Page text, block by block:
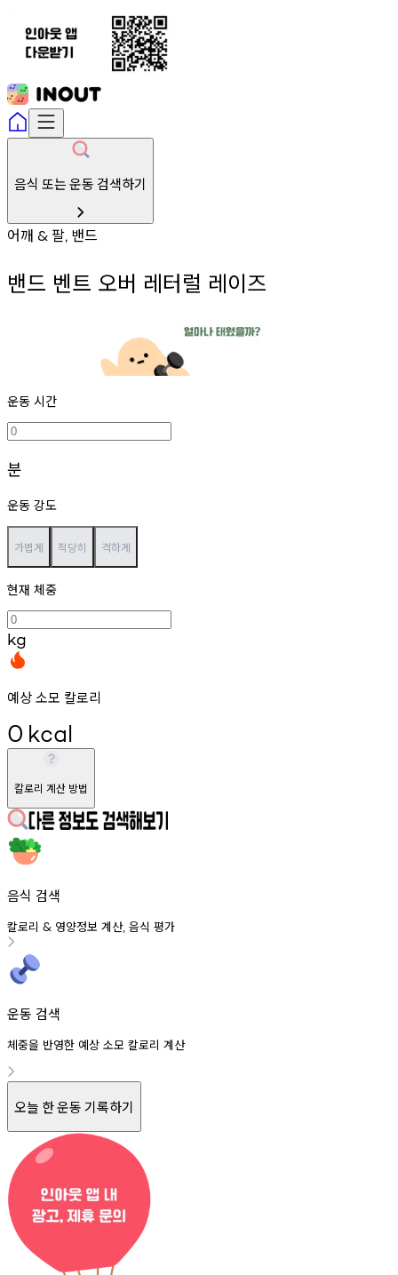
음식 또는 운동 검색하기
어깨 & 팔, 밴드
밴드 벤트 오버 레터럴 레이즈
운동 시간
분
운동 강도
가볍게 적당히 격하게
현재 체중
kg
예상 소모 칼로리
0 kcal
칼로리 계산 방법
음식 검색
칼로리 & 영양정보 계산, 음식 평가
운동 검색
체중을 반영한 예상 소모 칼로리 계산
오늘 한 운동 기록하기